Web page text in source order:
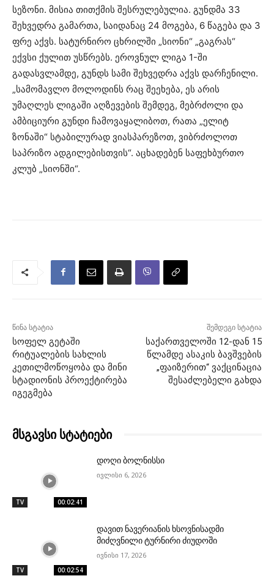
სეზონი. მისია თითქმის შესრულებულია. გუნდმა 33
შეხვედრა გამართა, საიდანაც 24 მოგება, 6 წაგება და 3
ფრე აქვს. სატურნირო ცხრილში „სიონი“ „გაგრას“
ექვსი ქულით უსწრებს. ეროვნულ ლიგა 1-ში
გადასვლამდე, გუნდს სამი შეხვედრა აქვს დარჩენილი.
„სამომავლო მოლოდინს რაც შეეხება, ეს არის
უმაღლეს ლიგაში აღზევების შემდეგ, მებრძოლი და
ამბიციური გუნდი ჩამოვაყალიბოთ, რათა „ელიტ
ზონაში“ სტაბილურად ვიასპარეზოთ, ვიბრძოლოთ
საპრიზო ადგილებისთვის“. აცხადებენ საფეხბურთო
კლუბ „სიონში“.
წინა სტატია
სოფელ გეტაში
რიტუალების სახლის
კეთილმოწოყობა და მინი
სტადიონის პროექტირება
იგეგმება
შემდეგი სტატია
საქართველოში 12-დან 15
წლამდე ასაკის ბავშვების
„ფაიზერით“ ვაქცინაცია
შესაძლებელი გახდა
მსგავსი სტატიები
TV 00:02:41
დოღი ბოლნისსი
ივლისი 6, 2026
TV 00:02:54
დავით ნავერიანის ხსოვნისადმი
მიძღვნილი ტურნირი ძიუდოში
ივნისი 17, 2026